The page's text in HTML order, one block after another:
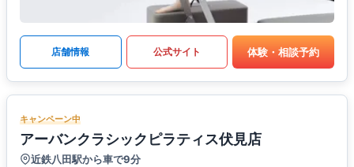
店舗情報 公式サイト 体験・相談予約
キャンペーン中
アーバンクラシックピラティス伏見店
近鉄八田駅から車で9分